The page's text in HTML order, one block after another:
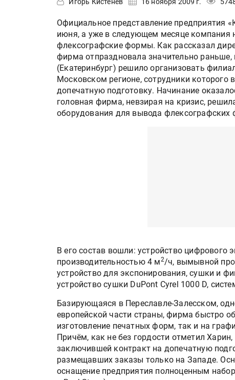
Официальное представление предприятия
июня, а уже в следующем месяце компания
флексографские формы. Как рассказал
фирма отпраздновала значительно
(Екатеринбург) решило организовать
Московском регионе, сотрудники
допечатную подготовку. Начинание
головная фирма, невзирая на кризис,
оборудования для вывода флексографских
В его состав вошли: устройство цифрового
производительностью 4 м2/ч, вымывной
устройство для экспонирования, сушки и
устройство сушки DuPont Cyrel 1000 D,
Базирующаяся в Переславле-Залесском,
европейской части страны, фирма быстро
изготовление печатных форм, так и на
Причём, как не без гордости отметил
заключившей контракт на допечатную
размещавших заказы только на Западе.
оснащение предприятия полноценным